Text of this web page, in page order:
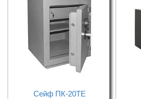
Сейф ПК-20ТЕ